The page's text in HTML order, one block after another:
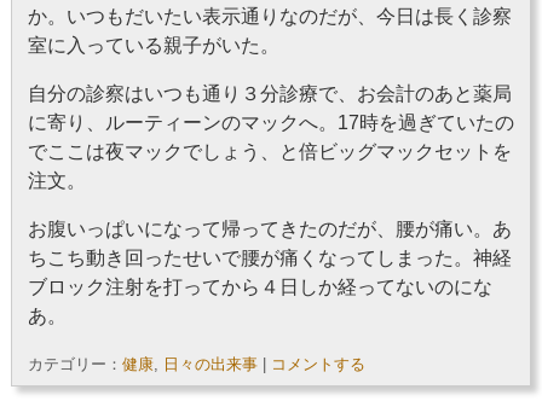
か。いつもだいたい表示通りなのだが、今日は長く診察
室に入っている親子がいた。
自分の診察はいつも通り３分診療で、お会計のあと薬局
に寄り、ルーティーンのマックへ。17時を過ぎていたの
でここは夜マックでしょう、と倍ビッグマックセットを
注文。
お腹いっぱいになって帰ってきたのだが、腰が痛い。あ
ちこち動き回ったせいで腰が痛くなってしまった。神経
ブロック注射を打ってから４日しか経ってないのにな
あ。
カテゴリー： 健康, 日々の出来事 コメントする